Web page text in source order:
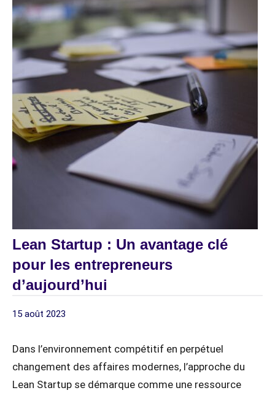
Lean Startup : Un avantage clé
pour les entrepreneurs
d’aujourd’hui
LEAN
15 août 2023
Dans l’environnement compétitif en perpétuel
changement des affaires modernes, l’approche du
Lean Startup se démarque comme une ressource